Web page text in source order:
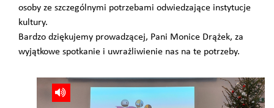
osoby ze szczególnymi potrzebami odwiedzające instytucje
kultury.
Bardzo dziękujemy prowadzącej, Pani Monice Drążek, za
wyjątkowe spotkanie i uwrażliwienie nas na te potrzeby.